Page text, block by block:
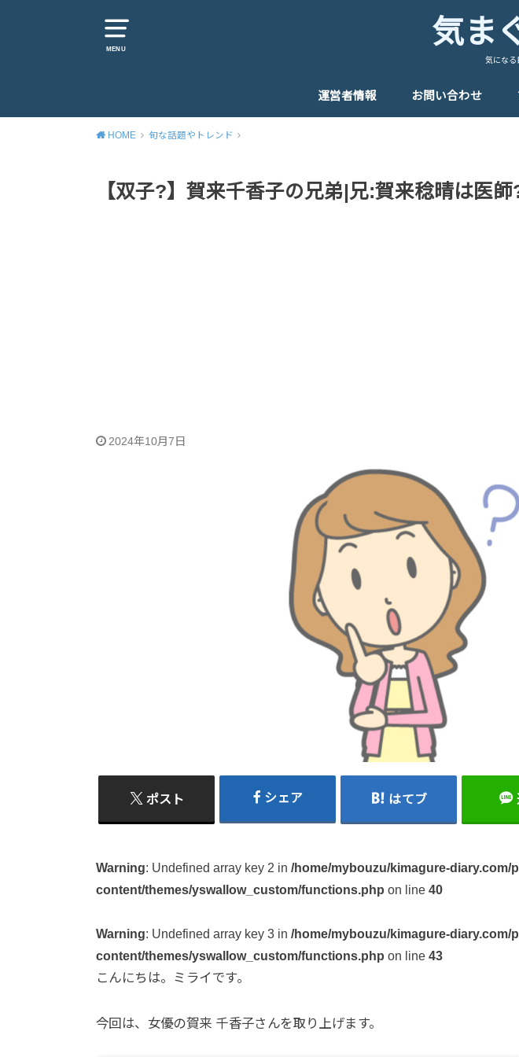
MENU 気ま
気になる
運営者情報 お問い合わせ
HOME 旬な話題やトレンド
【双子?】賀来千香子の兄弟|兄:賀来稔晴は医師
2024年10月7日
ポスト シェア はてブ
Warning: Undefined array key 2 in /home/mybouzu/kimagure-diary.com/
content/themes/yswallow_custom/functions.php on line 40
Warning: Undefined array key 3 in /home/mybouzu/kimagure-diary.com/
content/themes/yswallow_custom/functions.php on line 43
こんにちは。ミライです。
今回は、女優の賀来 千香子さんを取り上げます。